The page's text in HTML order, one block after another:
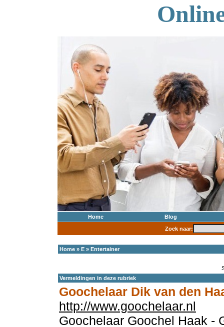
Home
Blog
Zoek naar:
Home » E » Entertainer
Vermeldingen in deze rubriek
Goochelaar Dik van den
http://www.goochelaar.nl
Goochelaar Goochel Haak -